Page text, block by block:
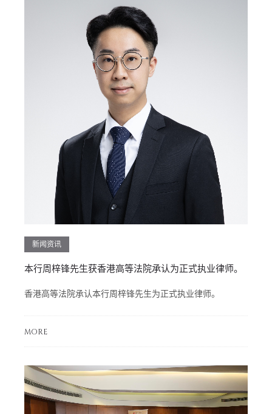
新闻资讯
本行周梓锋先生获香港高等法院承认为正式执业律师。
香港高等法院承认本行周梓锋先生为正式执业律师。
MORE